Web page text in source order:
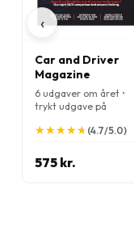
‹
Car and Driver
Magazine
6 udgaver om året •
trykt udgave på
★
★★
★★
★★
★★
★ (4.7/5.0)
575 kr.